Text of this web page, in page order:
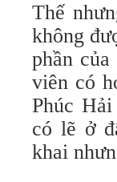
Thế
không
phần
viên có
Phúc
có lẽ ở
khai